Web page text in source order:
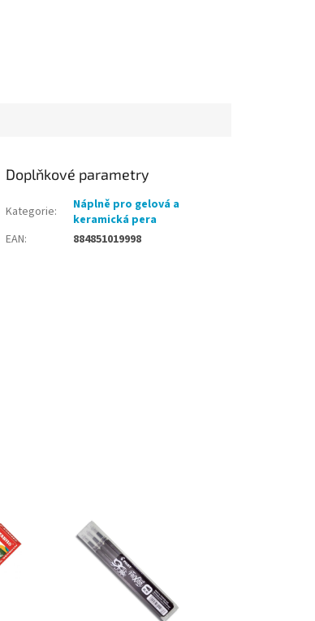
Doplňkové parametry
Kategorie:
Náplně pro gelová a
keramická pera
EAN: 884851019998